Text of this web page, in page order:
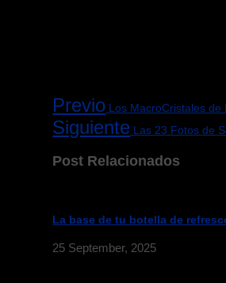
Previo Los MacroCristales de
Siguiente Las 23 Fotos de
Post Relacionados
La base de tu botella de
25 September, 2025